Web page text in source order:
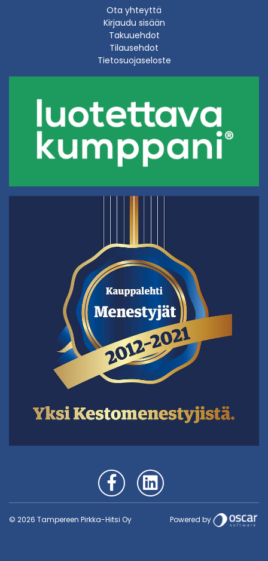
Ota yhteyttä
Kirjaudu sisään
Takuuehdot
Tilausehdot
Tietosuojaseloste
© 2026 Tampereen Pirkka-Hitsi Oy Powered by